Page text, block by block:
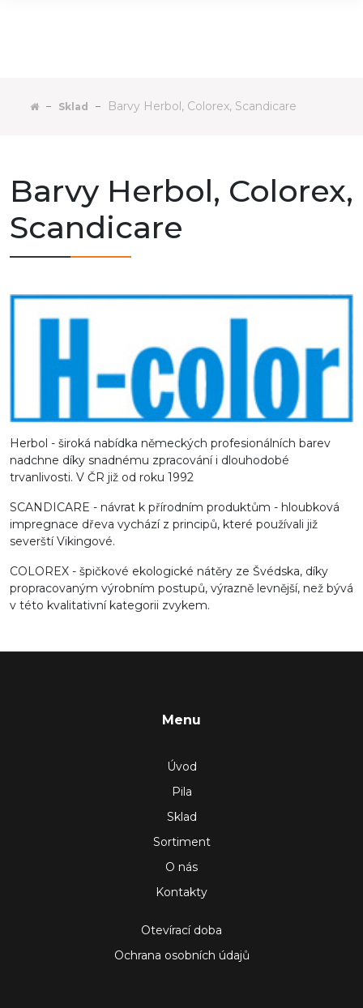
Sklad Barvy Herbol, Colorex, Scandicare
Barvy Herbol, Colorex,
Scandicare
Herbol - široká nabídka německých profesionálních barev
nadchne díky snadnému zpracování i dlouhodobé
trvanlivosti. V ČR již od roku 1992
SCANDICARE - návrat k přírodním produktům - hloubková
impregnace dřeva vychází z principů, které používali již
severští Vikingové.
COLOREX - špičkové ekologické nátěry ze Švédska, díky
propracovaným výrobním postupů, výrazně levnější, než bývá
v této kvalitativní kategorii zvykem.
Menu
Úvod
Pila
Sklad
Sortiment
O nás
Kontakty
Otevírací doba
Ochrana osobních údajů